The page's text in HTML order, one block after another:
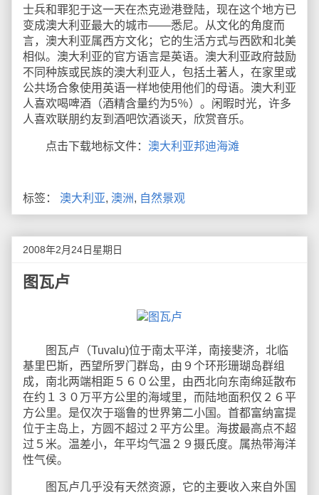
士兵和罪犯于这一天在杰克逊港登陆，现在这个地方已
变成澳大利亚最大的城市——悉尼。从文化的角度而
言，澳大利亚属西方文化；它的生活方式与西欧和北美
相似。澳大利亚的官方语言是英语。澳大利亚政府鼓励
不同种族或民族的澳大利亚人，包括土著人，在家里或
公共场合象使用英语一样地使用他们的母语。澳大利亚
人喜欢喝啤酒（酒精含量约为5％）。闲暇时光，许多
人喜欢联朋约友到酒吧饮酒谈天，欣赏音乐。
点击下载地标文件： 澳大利亚邦迪海滩
标签： 澳大利亚, 澳洲, 自然景观
2008年2月24日星期日
图瓦卢
图瓦卢（Tuvalu)位于南太平洋，南接斐济，北临
基里巴斯，西望所罗门群岛，由９个环形珊瑚岛群组
成，南北两端相距５６０公里，由西北向东南绵延散布
在约１３０万平方公里的海域里，而陆地面积仅２６平
方公里。是仅次于瑙鲁的世界第二小国。首都富纳富提
位于主岛上，方圆不超过２平方公里。海拔最高点不超
过５米。温差小，年平均气温２９摄氏度。属热带海洋
性气侯。
图瓦卢几乎没有天然资源，它的主要收入来自外国